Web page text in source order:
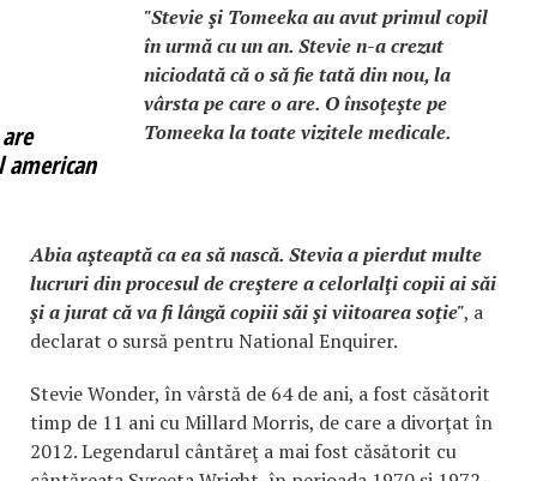
american
"Stevie şi Tomeeka au avut primul copil
în urmă cu un an. Stevie n-a crezut
niciodată că o să fie tată din nou, la
vârsta pe care o are. O însoţeşte pe
Tomeeka la toate vizitele medicale.
Abia aşteaptă ca ea să nască. Stevia a pierdut multe
lucruri din procesul de creştere a celorlalţi copii ai săi
şi a jurat că va fi lângă copiii săi şi viitoarea soţie", a
declarat o sursă pentru National Enquirer.
Stevie Wonder, în vârstă de 64 de ani, a fost căsătorit
timp de 11 ani cu Millard Morris, de care a divorţat în
2012. Legendarul cântăreţ a mai fost căsătorit cu